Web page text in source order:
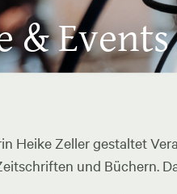
& Events
Heike Zeller gestaltet
und Büchern.